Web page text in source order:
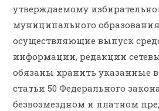
утверждаемому
муниципального
осуществляющие выпуск
информации, редакции
обязаны хранить указанные в
статьи 50 Федерального
безвозмездном и платном